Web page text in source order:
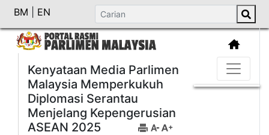
BM EN
Kenyataan Media Parlimen
Malaysia Memperkukuh
Diplomasi Serantau
Menjelang Kepengerusian
ASEAN 2025